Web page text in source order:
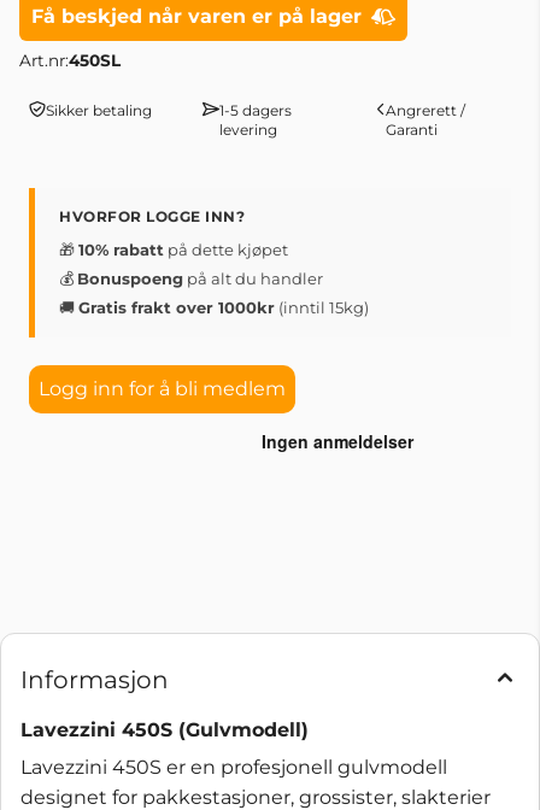
Få beskjed når varen er på lager
Art.nr:450SL
Sikker betaling
1-5 dagers
levering
Angrerett /
Garanti
HVORFOR LOGGE INN?
🎁10% rabatt på dette kjøpet
💰 Bonuspoeng på alt du handler
🚚Gratis frakt over 1000kr (inntil 15kg)
Logg inn for å bli medlem
Informasjon
Lavezzini 450S (Gulvmodell)
Lavezzini 450S er en profesjonell gulvmodell
designet for pakkestasjoner, grossister, slakterier